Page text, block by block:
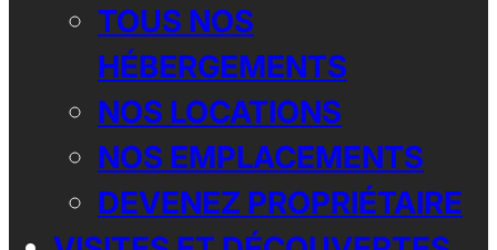
TOUS NOS
HÉBERGEMENTS
NOS LOCATIONS
NOS EMPLACEMENTS
DEVENEZ PROPRIÉTAIRE